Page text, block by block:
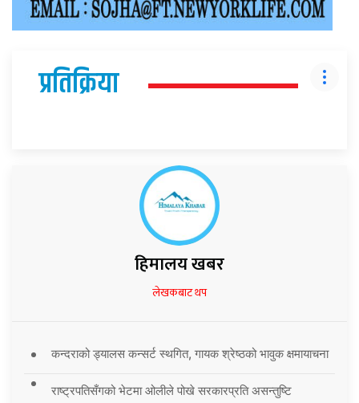
प्रतिक्रिया
हिमालय खबर
लेखकबाट थप
कन्दराको ड्यालस कन्सर्ट स्थगित, गायक श्रेष्ठको भावुक क्षमायाचना
राष्ट्रपतिसँगको भेटमा ओलीले पोखे सरकारप्रति असन्तुष्टि